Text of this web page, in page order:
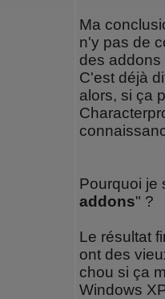
Ma
n'y pas de
des addons
C'est déjà
alors, si ça
Pourquoi je
addons" ?
Le résultat
ont des
chou si ça
Windows